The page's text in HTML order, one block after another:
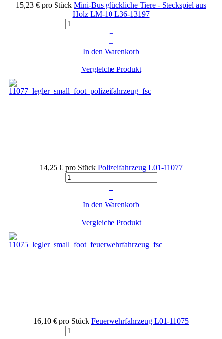
15,23 € pro Stück Mini-Bus glückliche Tiere - Steckspiel aus
Holz LM-10 L36-13197
+
–
In den Warenkorb
Vergleiche Produkt
14,25 € pro Stück Polizeifahrzeug L01-11077
+
–
In den Warenkorb
Vergleiche Produkt
16,10 € pro Stück Feuerwehrfahrzeug L01-11075